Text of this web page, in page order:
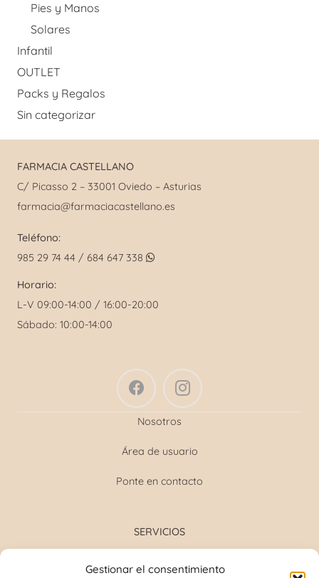
Gestionar el consentimiento
Pies y Manos
Solares
Infantil
OUTLET
Packs y Regalos
Sin categorizar
FARMACIA CASTELLANO
C/ Picasso 2 – 33001 Oviedo – Asturias
farmacia@farmaciacastellano.es
Teléfono:
985 29 74 44 / 684 647 338
Horario:
L-V 09:00-14:00 / 16:00-20:00
Sábado: 10:00-14:00
Nosotros
Área de usuario
Ponte en contacto
SERVICIOS